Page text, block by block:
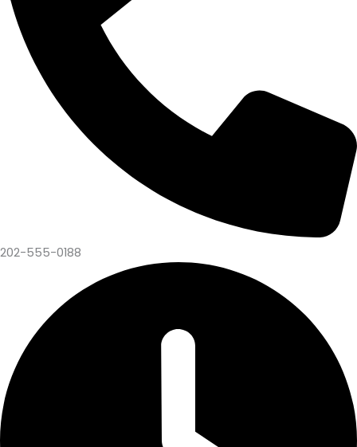
202-555-0188